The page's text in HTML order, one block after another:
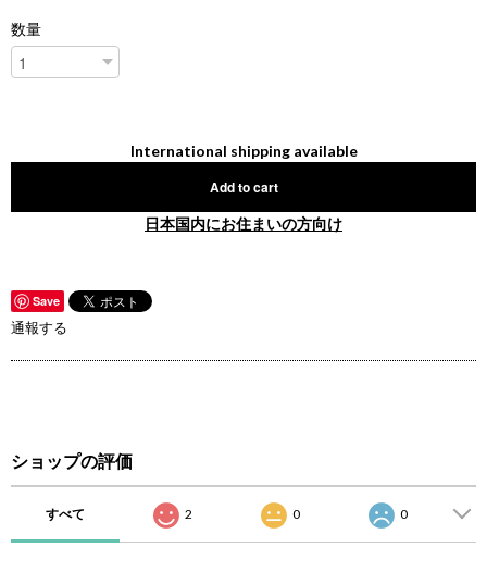
数量
International shipping available
Add to cart
日本国内にお住まいの方向け
Save
通報する
ショップの評価
すべて 2 0 0